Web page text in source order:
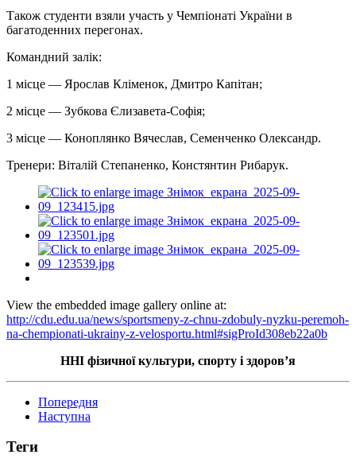
Також студенти взяли участь у Чемпіонаті України в
багатоденних перегонах.
Командний залік:
1 місце — Ярослав Кліменок, Дмитро Капітан;
2 місце — Зубкова Єлизавета-Софія;
3 місце — Коноплянко Вячеслав, Семенченко Олександр.
Тренери: Віталій Степаненко, Констянтин Рибарук.
View the embedded image gallery online at:
http://cdu.edu.ua/news/sportsmeny-z-chnu-zdobuly-nyzku-peremoh-
na-chempionati-ukrainy-z-velosportu.html#sigProId308eb22a0b
ННІ фізичної культури, спорту і здоров’я
Попередня
Наступна
Теги